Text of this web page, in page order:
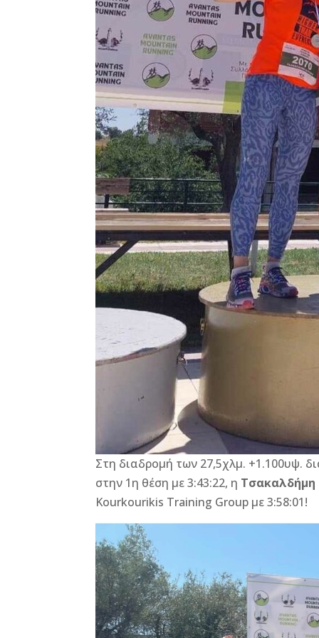
Στη διαδρομή των 27,5χλμ. +1.100υψ.
στην 1η θέση με 3:43:22, η Τσακαλδήμη
Kourkourikis Training Group με 3:58:01!